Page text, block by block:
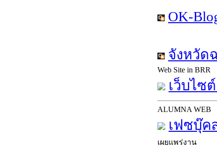
OK-
จังหวัด
Web Site in BRR
เว็บไซ
ALUMNA WEB
เฟซบุ๊ค
เผยแพร่งาน